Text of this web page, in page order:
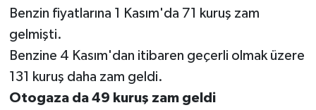
Benzin fiyatlarına 1 Kasım'da 71 kuruş zam
gelmişti.
Benzine 4 Kasım'dan itibaren geçerli olmak üzere
131 kuruş daha zam geldi.
Otogaza da 49 kuruş zam geldi